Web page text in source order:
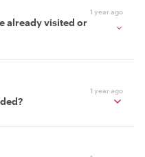
1 year ago
already visited or
1 year ago